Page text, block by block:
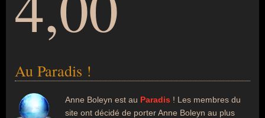
Au Paradis !
Anne Boleyn est au Paradis ! Les membres du
site ont décidé de porter Anne Boleyn au plus